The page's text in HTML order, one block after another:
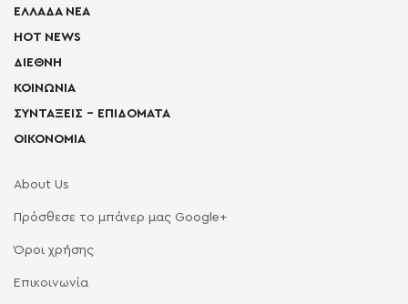
ΕΛΛΑΔΑ ΝΕΑ
HOT NEWS
ΔΙΕΘΝΗ
ΚΟΙΝΩΝΙΑ
ΣΥΝΤΑΞΕΙΣ – ΕΠΙΔΟΜΑΤΑ
ΟΙΚΟΝΟΜΙΑ
About Us
Πρόσθεσε το μπάνερ μας Google+
Όροι χρήσης
Επικοινωνία